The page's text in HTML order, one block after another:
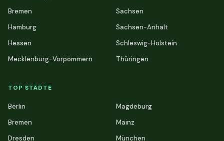
Bremen
Hamburg
Hessen
Mecklenburg-Vorpommern
Sachsen
Sachsen-Anhalt
Schleswig-Holstein
Thüringen
TOP STÄDTE
Berlin
Bremen
Dresden
Magdeburg
Mainz
München